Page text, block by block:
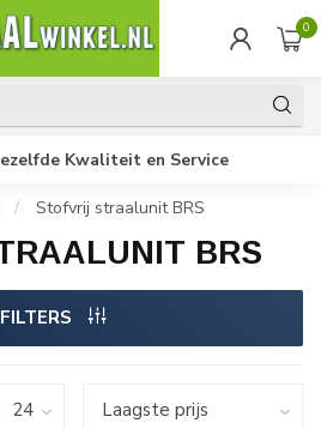
0
Kwaliteit en Service
/ Stofvrij straalunit BRS
BRS
FILTERS